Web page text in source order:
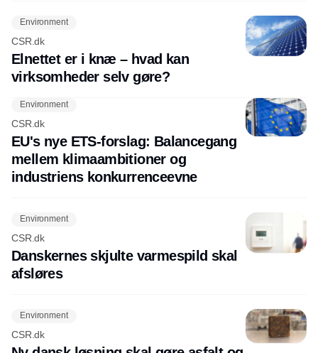
Environment
CSR.dk
Elnettet er i knæ – hvad kan
virksomheder selv gøre?
Environment
CSR.dk
EU's nye ETS-forslag: Balancegang
mellem klimaambitioner og
industriens konkurrenceevne
Environment
CSR.dk
Danskernes skjulte varmespild skal
afsløres
Environment
CSR.dk